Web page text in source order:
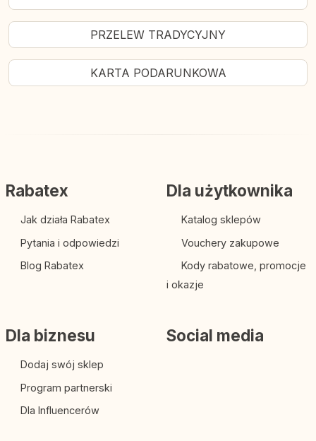
PRZELEW TRADYCYJNY
KARTA PODARUNKOWA
Rabatex
Jak działa Rabatex
Pytania i odpowiedzi
Blog Rabatex
Dla użytkownika
Katalog sklepów
Vouchery zakupowe
Kody rabatowe, promocje
i okazje
Dla biznesu
Dodaj swój sklep
Program partnerski
Dla Influencerów
Social media